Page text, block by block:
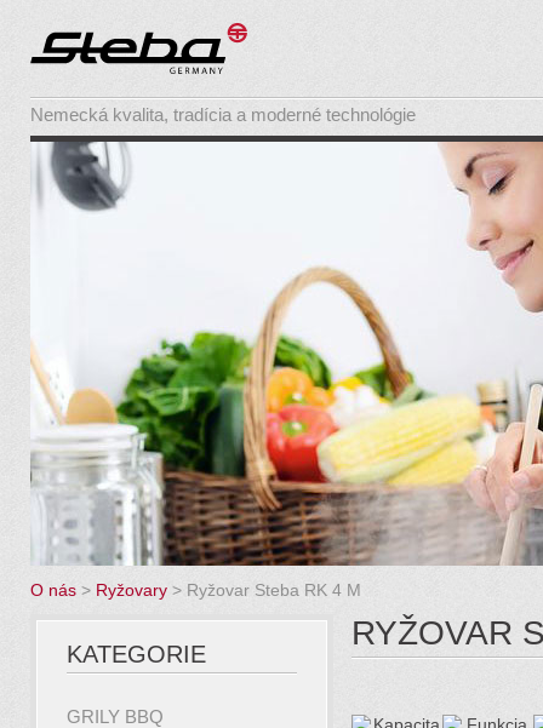
RYŽOVAR
KATEGORIE
GRILY BBQ
Nemecká kvalita, tradícia a moderné technológie
O nás > Ryžovary > Ryžovar Steba RK 4 M